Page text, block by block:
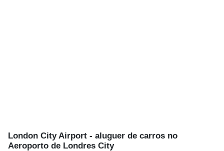
London City Airport - aluguer de carros no
Aeroporto de Londres City